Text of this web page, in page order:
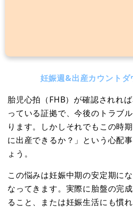
妊娠週&出産カウントダ
胎児心拍（FHB）が確認されれ
っている証拠で、今後のトラブ
ります。しかしそれでもこの時
に出産できるか？」という心配
ょう。
この悩みは妊娠中期の安定期に
なってきます。実際に胎盤の完
ること、または妊娠生活にも慣